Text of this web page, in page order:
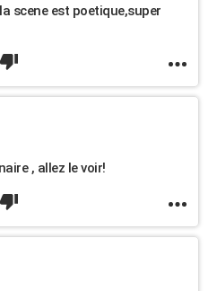
scene est poetique,super
, allez le voir!